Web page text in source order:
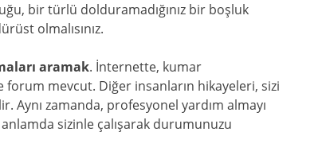
bir türlü dolduramadığınız bir boşluk
olmalısınız.
aramak. İnternette, kumar
forum mevcut. Diğer insanların hikayeleri, sizi
Aynı zamanda, profesyonel yardım almayı
sizinle çalışarak durumunuzu